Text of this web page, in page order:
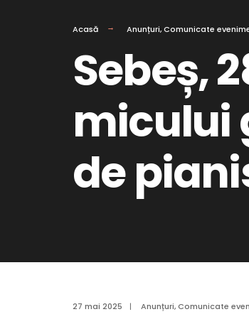
Acasă Anunțuri,Comunicate
Sebeș,
micului
de
27 mai 2025 | Anunțuri,Comunicate